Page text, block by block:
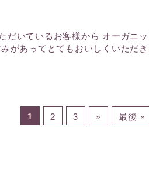
だいているお客様から オーガニ
があってとてもおいしくいただき
1 2 3 » 最後 »